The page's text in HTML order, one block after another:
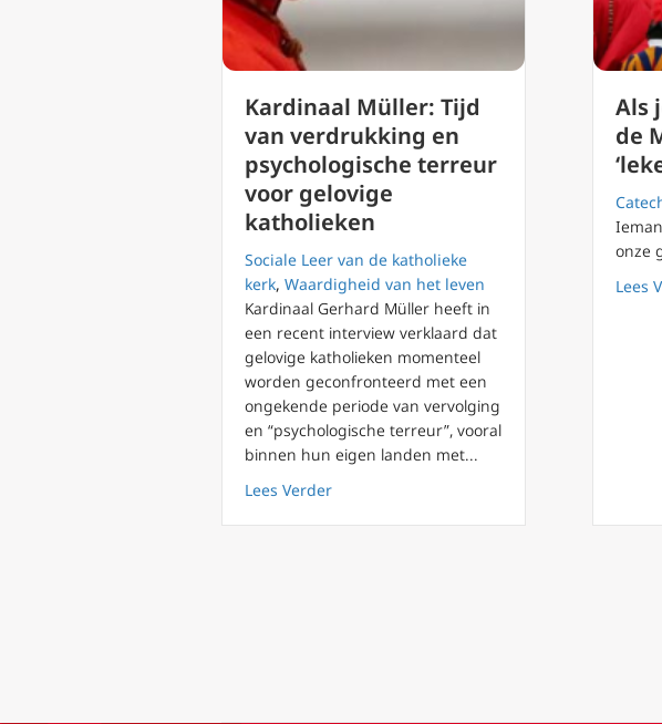
Kardinaal Müller: Tijd
van verdrukking en
psychologische terreur
voor gelovige
katholieken
Sociale Leer van de katholieke
kerk, Waardigheid van het leven
Kardinaal Gerhard Müller heeft in
een recent interview verklaard dat
gelovige katholieken momenteel
worden geconfronteerd met een
ongekende periode van vervolging
en “psychologische terreur”, vooral
binnen hun eigen landen met...
Lees Verderabout Kardinaal Müller: Tijd van
Als
de
onze
Lees